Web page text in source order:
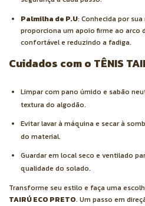
Palmilha de P.U: Conhecida por
proporciona um apoio firme ao arco
confortável e reduzindo a fadiga.
Cuidados com o TÊNIS
Limpar com pano úmido e sabão
textura do algodão.
Evitar lavar à máquina e secar à
do material.
Guardar em local seco e ventilado
qualidade do solado.
Transforme seu estilo e faça uma
TAIRÚ ECO PRETO. Um passo em